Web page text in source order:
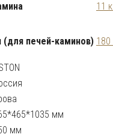
11
печей-каминов) 180
мм
мм